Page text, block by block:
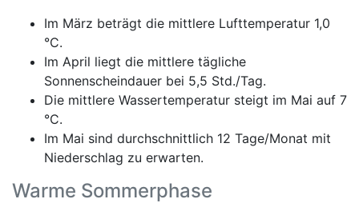
Im März beträgt die mittlere Lufttemperatur 1,0
°C.
Im April liegt die mittlere tägliche
Sonnenscheindauer bei 5,5 Std./Tag.
Die mittlere Wassertemperatur steigt im Mai auf 7
°C.
Im Mai sind durchschnittlich 12 Tage/Monat mit
Niederschlag zu erwarten.
Warme Sommerphase